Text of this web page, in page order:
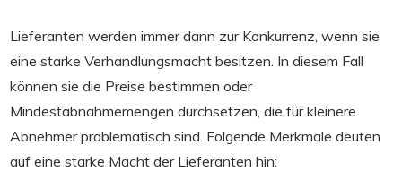
Lieferanten werden immer dann zur Konkurrenz, wenn sie
eine starke Verhandlungsmacht besitzen. In diesem Fall
können sie die Preise bestimmen oder
Mindestabnahmemengen durchsetzen, die für kleinere
Abnehmer problematisch sind. Folgende Merkmale deuten
auf eine starke Macht der Lieferanten hin: